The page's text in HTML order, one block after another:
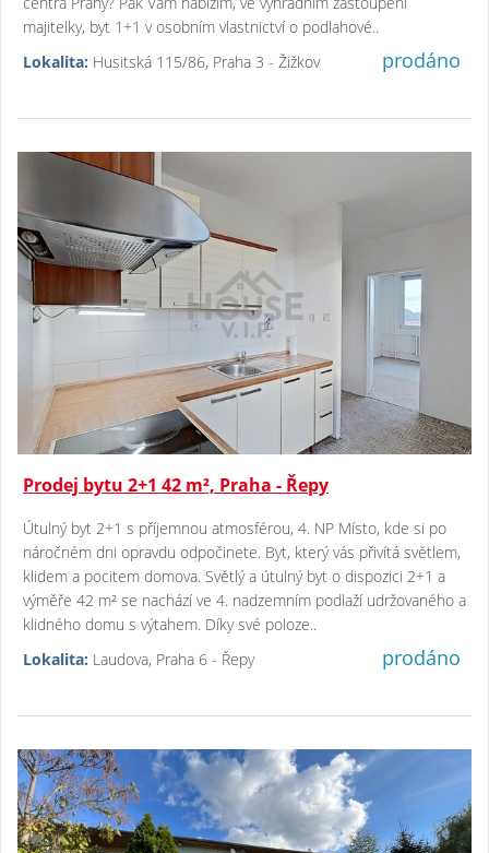
majitelky, byt 1+1 v osobním vlastnictví o podlahové..
Lokalita: Husitská 115/86, Praha 3 - Žižkov prodáno
Prodej bytu 2+1 42 m², Praha - Řepy
Útulný byt 2+1 s příjemnou atmosférou, 4. NP Místo, kde si po
náročném dni opravdu odpočinete. Byt, který vás přivítá světlem,
klidem a pocitem domova. Světlý a útulný byt o dispozici 2+1 a
výměře 42 m² se nachází ve 4. nadzemním podlaží udržovaného a
klidného domu s výtahem. Díky své poloze..
Lokalita: Laudova, Praha 6 - Řepy prodáno